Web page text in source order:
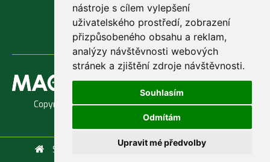
nástroje s cílem vylepšení
uživatelského prostředí, zobrazení
přizpůsobeného obsahu a reklam,
analýzy návštěvnosti webových
stránek a zjištění zdroje návštěvnosti.
Souhlasím
Odmítám
Upravit mé předvolby
Copyright © 1998 - 2026 Jaroslav Macenauer, Ing. -
AKVARIUM
Služby Doprava a platba Kontakty